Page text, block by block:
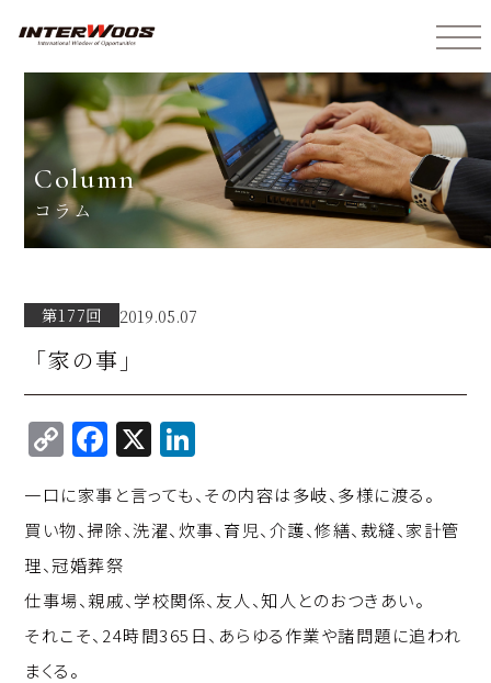
column
コラム
第177回 2019.05.07
「家の事」
C
o
p
y
Li
n
k
F
a
c
e
b
o
o
X
k
e
d
I
n
一口に家事と言っても、その内容は多岐、多様に渡る。
買い物、掃除、洗濯、炊事、育児、介護、修繕、裁縫、家計管
理、冠婚葬祭
仕事場、親戚、学校関係、友人、知人とのおつきあい。
それこそ、24時間365日、あらゆる作業や諸問題に追われ
まくる。